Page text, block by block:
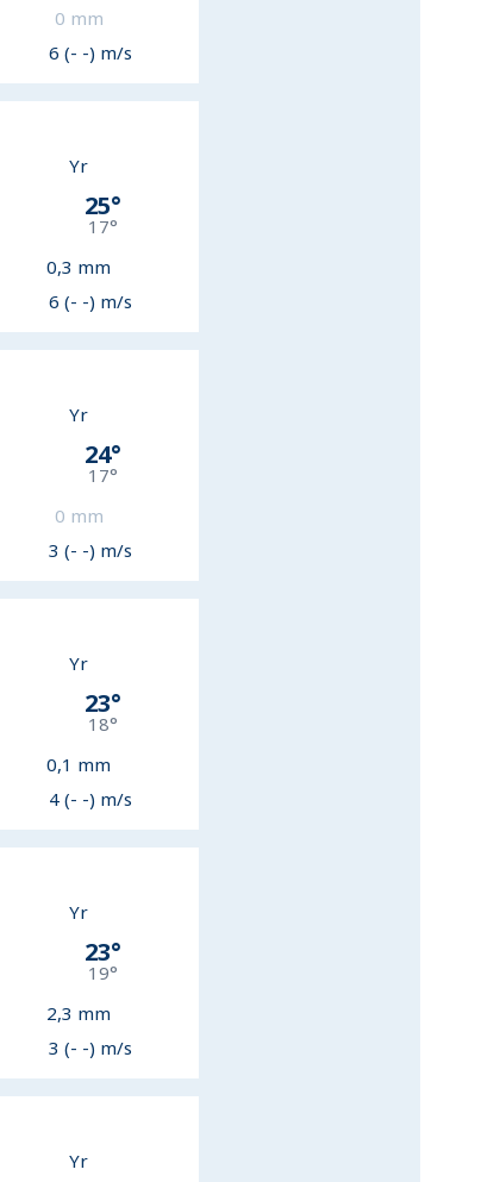
0 mm
6 (- -) m/s
Yr
25°
17°
0,3 mm
6 (- -) m/s
Yr
24°
17°
0 mm
3 (- -) m/s
Yr
23°
18°
0,1 mm
4 (- -) m/s
Yr
23°
19°
2,3 mm
3 (- -) m/s
Yr